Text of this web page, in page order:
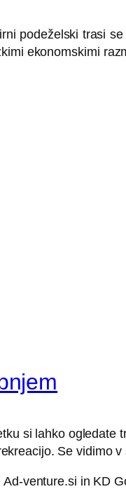
podeželski trasi
ekonomskimi
si lahko ogledate
Se vidimo v
venture.si in KD